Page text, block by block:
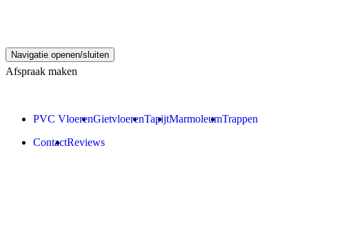
Navigatie openen/sluiten
Afspraak maken
PVC VloerenGietvloerenTapijtMarmoleumTrappen
ContactReviews